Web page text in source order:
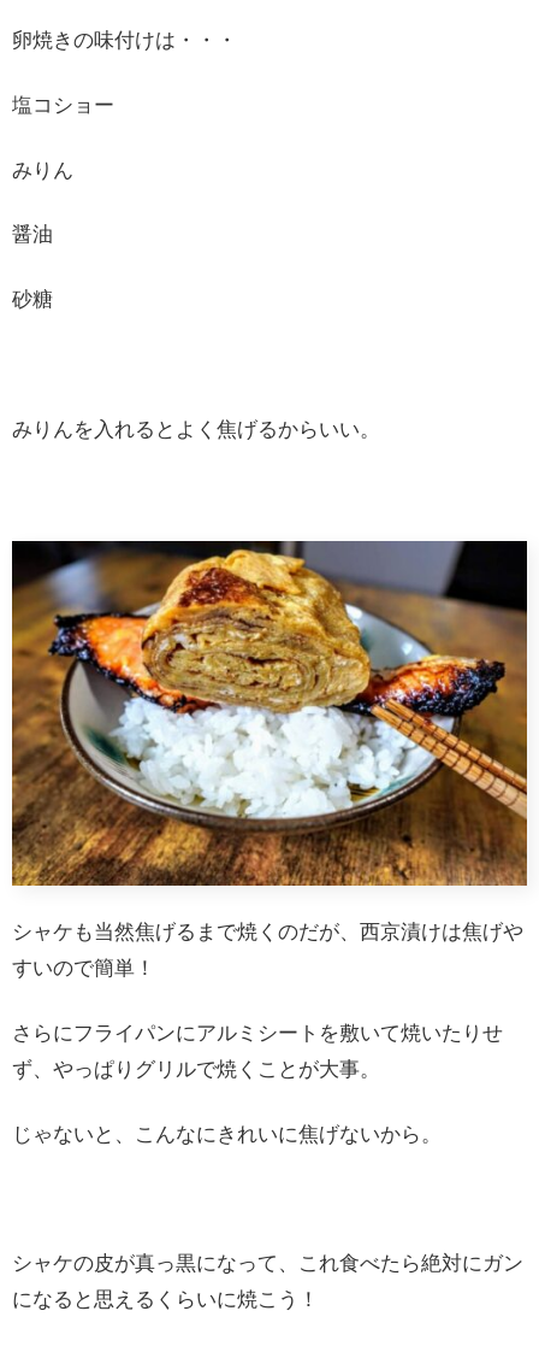
卵焼きの味付けは・・・
塩コショー
みりん
醤油
砂糖
みりんを入れるとよく焦げるからいい。
シャケも当然焦げるまで焼くのだが、西京漬けは焦げや
すいので簡単！
さらにフライパンにアルミシートを敷いて焼いたりせ
ず、やっぱりグリルで焼くことが大事。
じゃないと、こんなにきれいに焦げないから。
シャケの皮が真っ黒になって、これ食べたら絶対にガン
になると思えるくらいに焼こう！